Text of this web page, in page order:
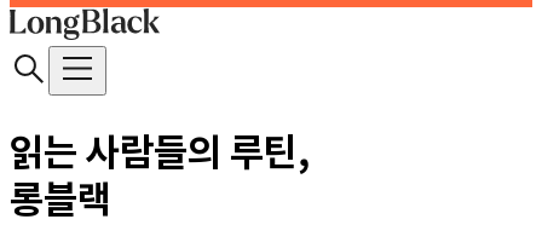
읽는 사람들의 루틴,
롱블랙